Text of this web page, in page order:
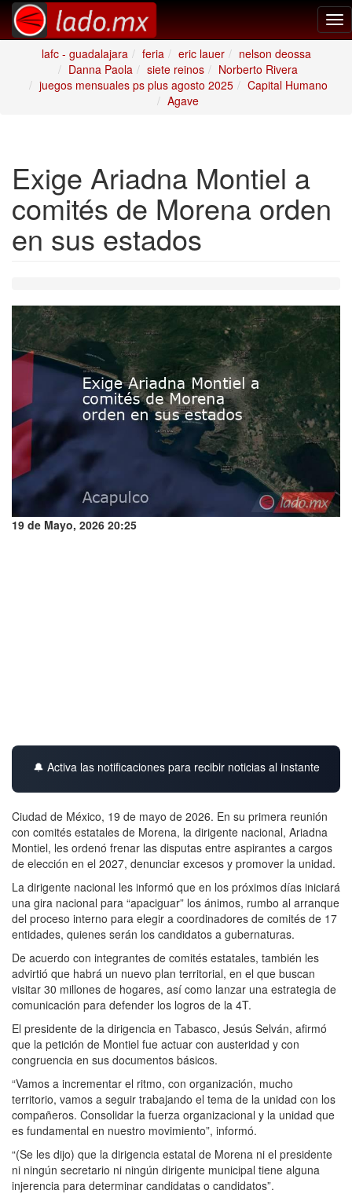
lafc - guadalajara
feria eric lauer
nelson deossa
Danna Paola
siete reinos
Norberto Rivera
juegos mensuales ps plus agosto 2025
Capital Humano
Agave
Exige Ariadna Montiel a
comités de Morena orden
en sus estados
19 de Mayo, 2026 20:25
🔔 Activa las notificaciones para recibir noticias al instante
Ciudad de México, 19 de mayo de 2026. En su primera reunión
con comités estatales de Morena, la dirigente nacional, Ariadna
Montiel, les ordenó frenar las disputas entre aspirantes a cargos
de elección en el 2027, denunciar excesos y promover la unidad.
La dirigente nacional les informó que en los próximos días iniciará
una gira nacional para “apaciguar” los ánimos, rumbo al arranque
del proceso interno para elegir a coordinadores de comités de 17
entidades, quienes serán los candidatos a gubernaturas.
De acuerdo con integrantes de comités estatales, también les
advirtió que habrá un nuevo plan territorial, en el que buscan
visitar 30 millones de hogares, así como lanzar una estrategia de
comunicación para defender los logros de la 4T.
El presidente de la dirigencia en Tabasco, Jesús Selván, afirmó
que la petición de Montiel fue actuar con austeridad y con
congruencia en sus documentos básicos.
“Vamos a incrementar el ritmo, con organización, mucho
territorio, vamos a seguir trabajando el tema de la unidad con los
compañeros. Consolidar la fuerza organizacional y la unidad que
es fundamental en nuestro movimiento”, informó.
“(Se les dijo) que la dirigencia estatal de Morena ni el presidente
ni ningún secretario ni ningún dirigente municipal tiene alguna
injerencia para determinar candidatas o candidatos”.